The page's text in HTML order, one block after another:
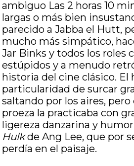
ambiguo Las 2 horas 10
largas o más bien
parecido a Jabba el Hutt,
mucho más simpático,
Jar Binks y todos los roles
estúpidos y a menudo
historia del cine clásico. El
particularidad de surcar
saltando por los aires,
proeza la practicaba con
ligereza danzarina y
Hulkde Ang Lee, que por
perdía en el paisaje.